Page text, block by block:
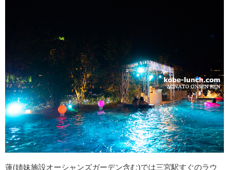
蓮(姉妹施設オーシャンズガーデン含む)では三宮駅すぐのラウ